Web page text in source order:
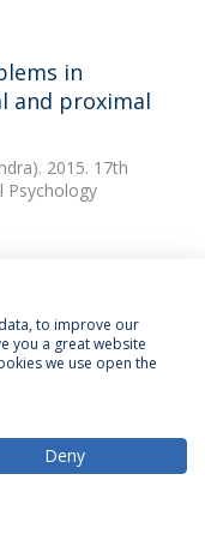
in
and proximal
2015. 17th
Psychology
GxE model:
maternal
em
to improve our
you a great website
we use open the
Deny